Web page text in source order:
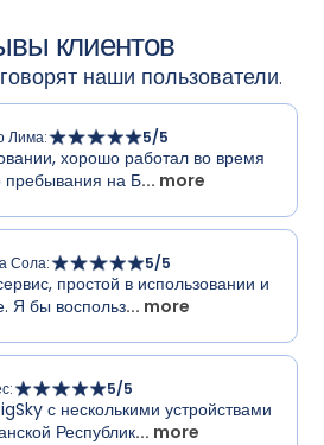
клиентов
наши пользователи.
Лима: 5/5
хорошо работал во время
пребывания на Б... more
Сола: 5/5
простой в использовании и
Я бы воспольз... more
: 5/5
с несколькими устройствами
Республик... more